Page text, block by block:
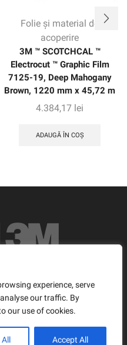
experience, serve
our traffic. By
our use of cookies.
All Accept All
Folie și material de
acoperire
3M ™ SCOTCHCAL ™
Electrocut ™ Graphic Film
7125-19, Deep Mahogany
Brown, 1220 mm x 45,72 m
4.384,17 lei
ADAUGĂ ÎN COȘ
Timisorii, Nr. 11
| Banda3M.ro
Instagram